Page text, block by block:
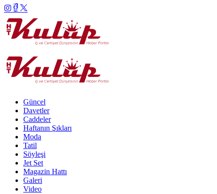
Güncel
Davetler
Caddeler
Haftanın Şıkları
Moda
Tatil
Söyleşi
Jet Set
Magazin Hattı
Galeri
Video